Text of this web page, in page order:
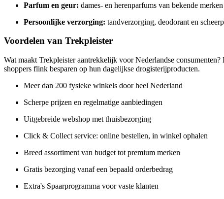
Parfum en geur: dames- en herenparfums van bekende merken
Persoonlijke verzorging: tandverzorging, deodorant en
Voordelen van Trekpleister
Wat maakt Trekpleister aantrekkelijk voor Nederlandse
shoppers flink besparen op hun dagelijkse drogisterijproducten.
Meer dan 200 fysieke winkels door heel Nederland
Scherpe prijzen en regelmatige aanbiedingen
Uitgebreide webshop met thuisbezorging
Click & Collect service: online bestellen, in winkel ophalen
Breed assortiment van budget tot premium merken
Gratis bezorging vanaf een bepaald orderbedrag
Extra's Spaarprogramma voor vaste klanten